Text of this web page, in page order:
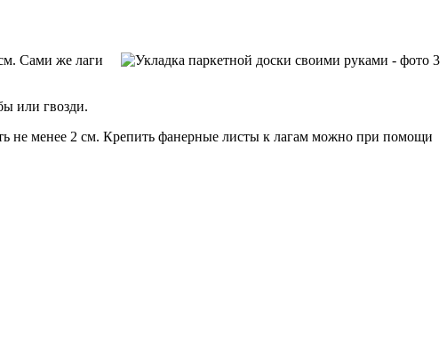
Сами же лаги
или гвозди.
не менее 2 см. Крепить фанерные листы к лагам можно при помощи